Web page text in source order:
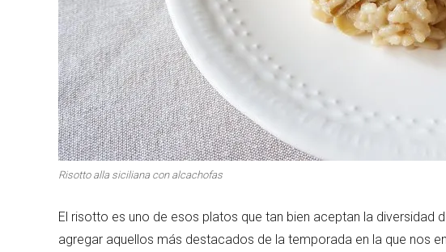
Carnes 2.0 Bella Italia
Las mejores recetas
Risotto alla siciliana con alcachofas
El risotto es uno de esos platos que tan bien aceptan la diversidad
agregar aquellos más destacados de la temporada en la que nos